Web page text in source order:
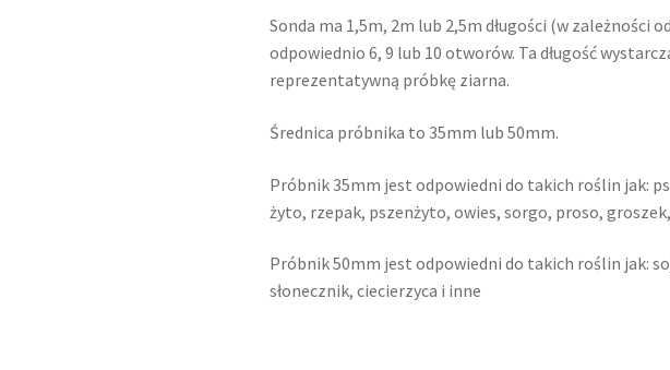
Sonda ma 1,5m, 2m lub 2,5m długości (w zależności
odpowiednio 6, 9 lub 10 otworów. Ta długość
reprezentatywną próbkę ziarna.
Średnica próbnika to 35mm lub 50mm.
Próbnik 35mm jest odpowiedni do takich roślin jak:
żyto, rzepak, pszenżyto, owies, sorgo, proso,
Próbnik 50mm jest odpowiedni do takich roślin jak:
słonecznik, ciecierzyca i inne